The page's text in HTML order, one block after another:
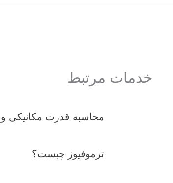
خدمات مرتبط
محاسبه قدرت مکانیکی و
ترموفیوز چیست؟